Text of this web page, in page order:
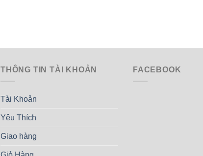
THÔNG TIN TÀI KHOẢN
Tài Khoản
Yêu Thích
Giao hàng
FACEBOOK